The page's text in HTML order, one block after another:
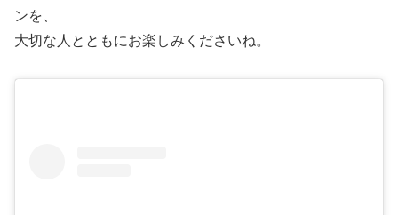
ンを、
大切な人とともにお楽しみくださいね。